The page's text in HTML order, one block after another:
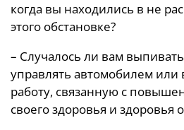
когда вы находились в не
этого обстановке?
– Случалось ли вам
управлять автомобилем
работу, связанную с
своего здоровья и